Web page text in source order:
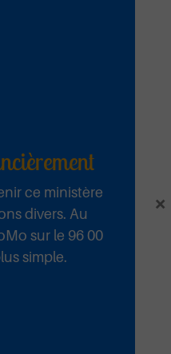
ce ministère
divers. Au
sur le 96 00
simple.
×